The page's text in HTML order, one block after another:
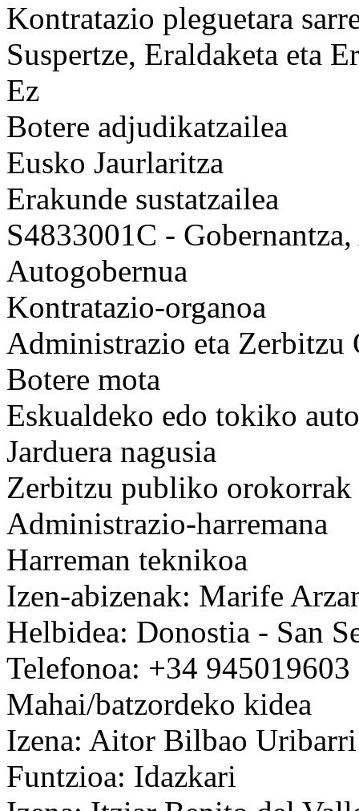
Kontratazio pleguetara
Suspertze, Eraldaketa eta
Ez
Botere adjudikatzailea
Eusko Jaurlaritza
Erakunde sustatzailea
S4833001C -
Autogobernua
Kontratazio-organoa
Administrazio eta Zerbitzu
Botere mota
Eskualdeko edo tokiko
Jarduera nagusia
Zerbitzu publiko orokorrak
Administrazio-harremana
Harreman teknikoa
Izen-abizenak: Marife
Helbidea: Donostia - San
Telefonoa: +34 945019603
Mahai/batzordeko kidea
Izena: Aitor Bilbao Uribarri
Funtzioa: Idazkari